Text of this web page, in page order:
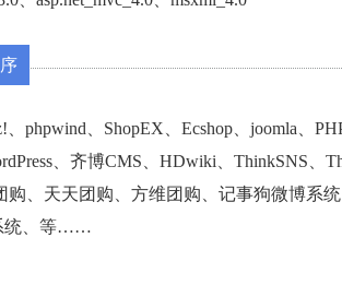
、phpwind、ShopEX、Ecshop、joomla、
、齐博CMS、HDwiki、ThinkSNS、
购、天天团购、方维团购、记事狗微博系
统、等……